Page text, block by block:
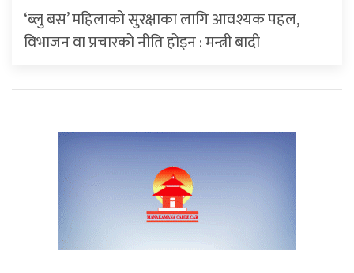
‘ब्लु बस’ महिलाको सुरक्षाका लागि आवश्यक पहल,
विभाजन वा प्रचारको नीति होइन : मन्त्री बादी